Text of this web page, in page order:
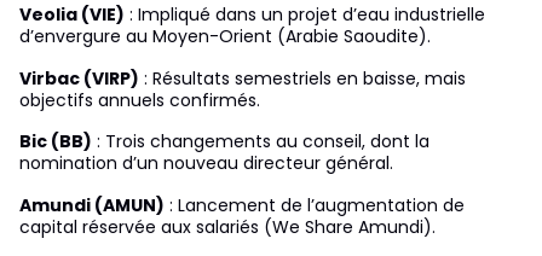
Veolia (VIE) : Impliqué dans un projet d’eau industrielle
d’envergure au Moyen-Orient (Arabie Saoudite).
Virbac (VIRP) : Résultats semestriels en baisse, mais
objectifs annuels confirmés.
Bic (BB) : Trois changements au conseil, dont la
nomination d’un nouveau directeur général.
Amundi (AMUN) : Lancement de l’augmentation de
capital réservée aux salariés (We Share Amundi).